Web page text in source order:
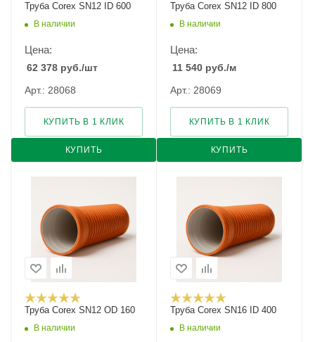
Труба Corex SN12 ID 600
В наличии
Цена:
62 378 руб./шт
Арт.: 28068
КУПИТЬ
КУПИТЬ В 1 КЛИК
Труба Corex SN12 ID 800
В наличии
Цена:
11 540 руб./м
Арт.: 28069
КУПИТЬ
КУПИТЬ В 1 КЛИК
Труба Corex SN12 ОD 160
В наличии
Труба Corex SN16 ID 400
В наличии